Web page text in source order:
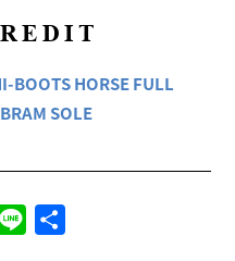
BOOTS HORSE FULL
SOLE
TwitterLine